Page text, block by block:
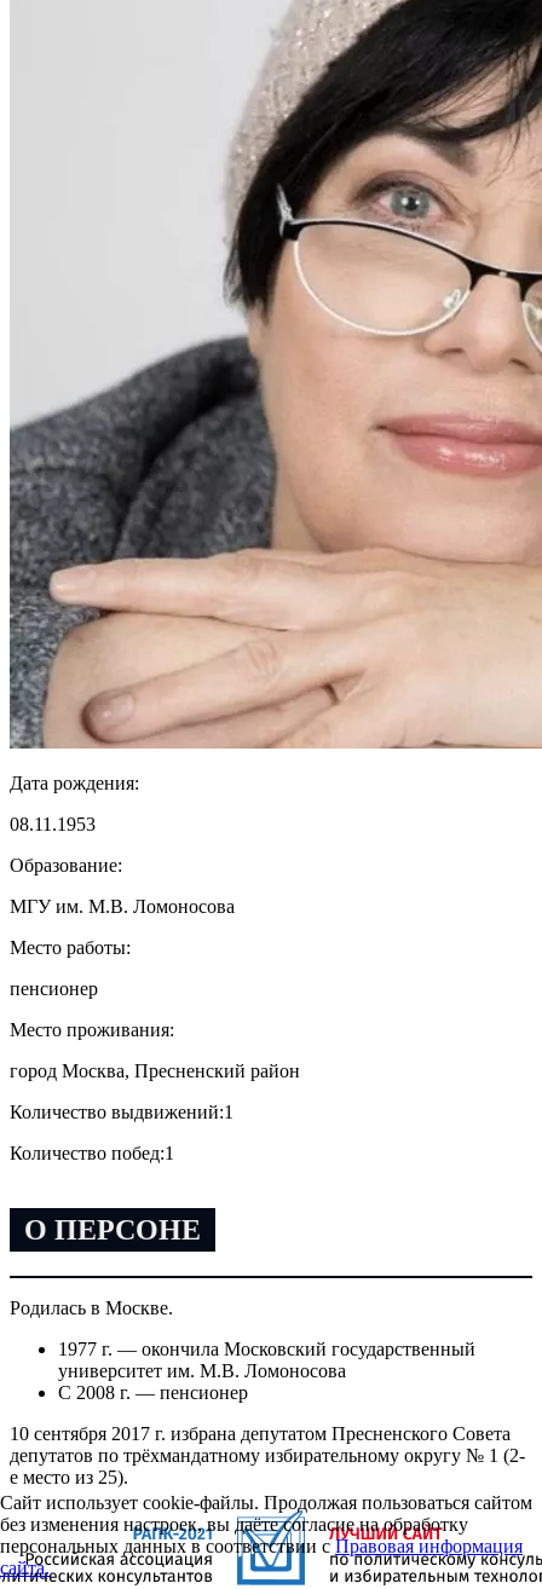
Дата рождения:
08.11.1953
Образование:
МГУ им. М.В. Ломоносова
Место работы:
пенсионер
Место проживания:
город Москва, Пресненский район
Количество выдвижений:1
Количество побед:1
О ПЕРСОНЕ
Родилась в Москве.
1977 г. — окончила Московский государственный
университет им. М.В. Ломоносова
С 2008 г. — пенсионер
10 сентября 2017 г. избрана депутатом Пресненского Совета
депутатов по трёхмандатному избирательному округу № 1 (2-
е место из 25).
Сайт использует cookie-файлы. Продолжая пользоваться сайтом
без изменения настроек, вы даёте согласие на обработку
персональных данных в соответствии сПравовая информация
сайта.